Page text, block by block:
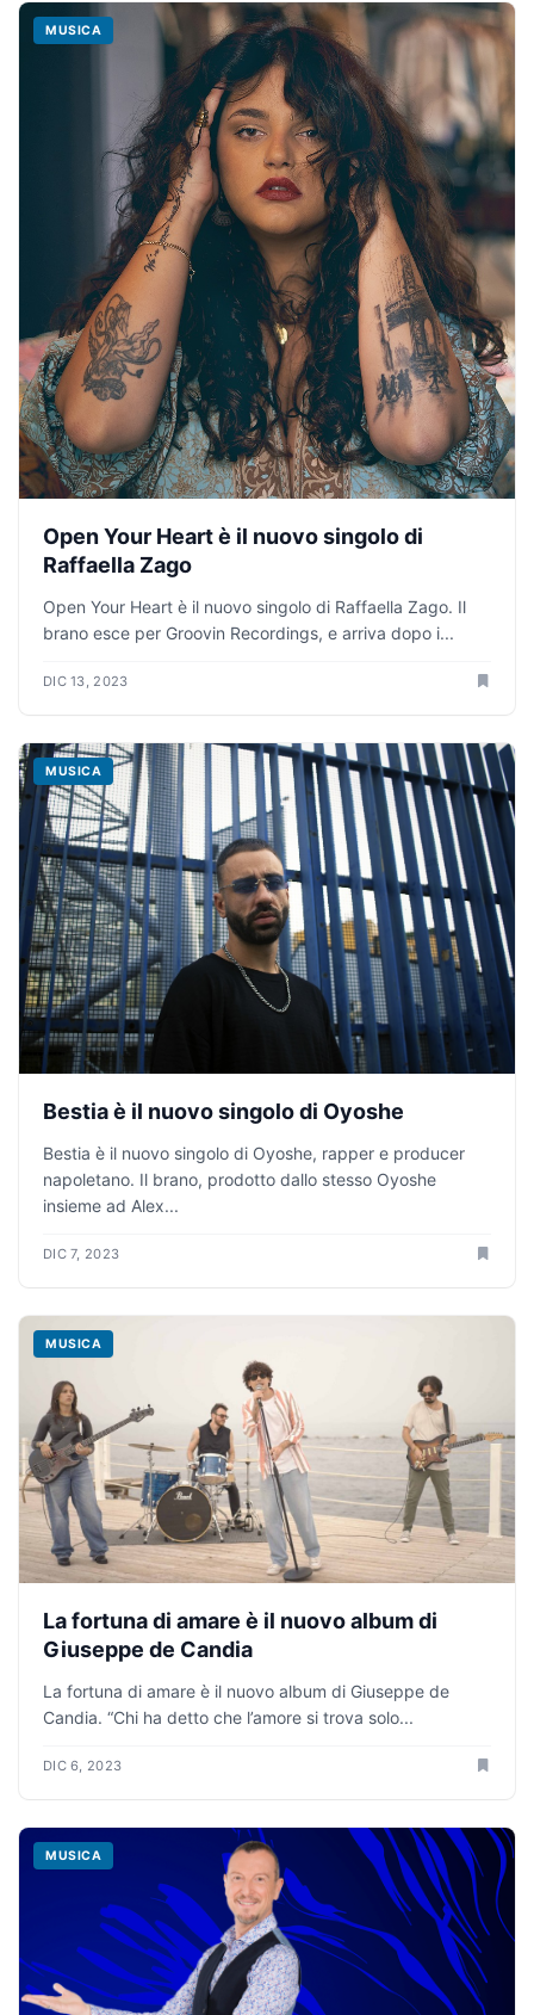
MUSICA
Open Your Heart è il nuovo singolo di
Raffaella Zago
Open Your Heart è il nuovo singolo di Raffaella Zago. Il
brano esce per Groovin Recordings, e arriva dopo i...
DIC 13, 2023
MUSICA
Bestia è il nuovo singolo di Oyoshe
Bestia è il nuovo singolo di Oyoshe, rapper e producer
napoletano. Il brano, prodotto dallo stesso Oyoshe
insieme ad Alex...
DIC 7, 2023
MUSICA
La fortuna di amare è il nuovo album di
Giuseppe de Candia
La fortuna di amare è il nuovo album di Giuseppe de
Candia. “Chi ha detto che l’amore si trova solo...
DIC 6, 2023
MUSICA